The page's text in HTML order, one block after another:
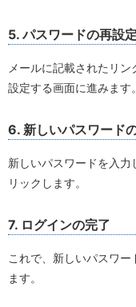
5. パスワードの再設定
メールに記載されたリ
設定する画面に進みます。
6. 新しいパスワード
新しいパスワードを入
リックします。
7. ログインの完了
これで、新しいパスワ
ます。